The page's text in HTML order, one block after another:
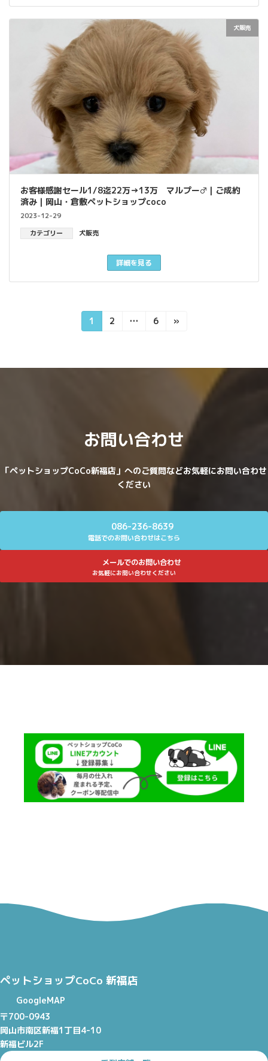
犬販売
お客様感謝セール1/8迄22万→13万 マルプー♂｜ご成約
済み｜岡山・倉敷ペットショップcoco
2023-12-29
カテゴリー
犬販売
詳細を見る
り
固
定
ジ
1
固
ジ
2 …
固
ジ
6 »
お問い合わせ
「ペットショップCoCo新福店」へのご質問などお気軽にお問い合わせ
ください
086-236-8639
電話でのお問い合わせはこちら
メールでのお問い合わせ
お気軽にお問い合わせください
ペットショップCoCo 新福店
GoogleMAP
〒700-0943
岡山市南区新福1丁目4-10
新福ビル2F